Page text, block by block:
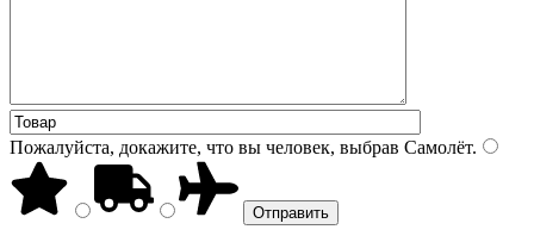
Пожалуйста, докажите, что вы человек, выбрав Самолёт.